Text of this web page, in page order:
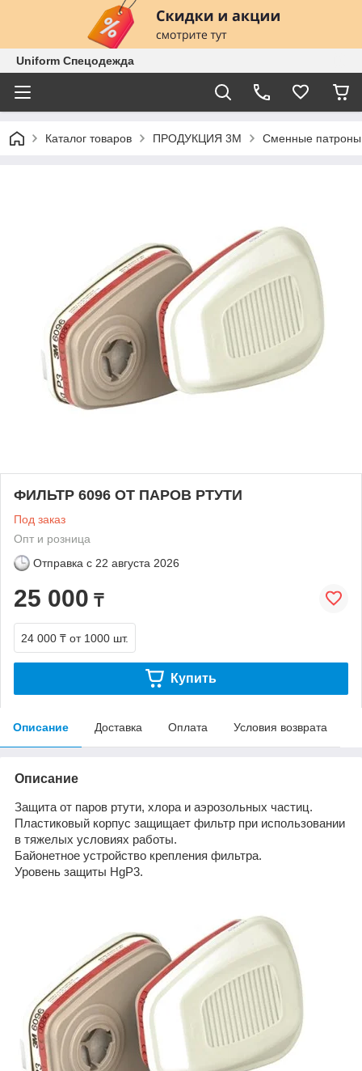
Uniform Спецодежда
Каталог товаров ПРОДУКЦИЯ 3М Сменные
ФИЛЬТР 6096 ОТ ПАРОВ РТУТИ
Под заказ
Опт и розница
Отправка с 22 августа 2026
25 000 ₸
24 000 ₸ от 1000 шт.
Купить
Описание Доставка Оплата Условия возврата
Описание
Защита от паров ртути, хлора и аэрозольных частиц.
Пластиковый корпус защищает фильтр при использовании
в тяжелых условиях работы.
Байонетное устройство крепления фильтра.
Уровень защиты HgР3.